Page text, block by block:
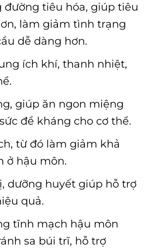
đường tiêu hóa, giúp tiêu
làm giảm tình trạng
dễ dàng hơn.
ích khí, thanh nhiệt,
giúp ăn ngon miệng
đề kháng cho cơ thể.
từ đó làm giảm khả
ở hậu môn.
dưỡng huyết giúp hỗ trợ
quả.
tĩnh mạch hậu môn
sa búi trĩ, hỗ trợ